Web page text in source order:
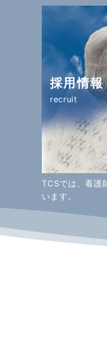
採用情報
recruit
TCSでは、看護
います。